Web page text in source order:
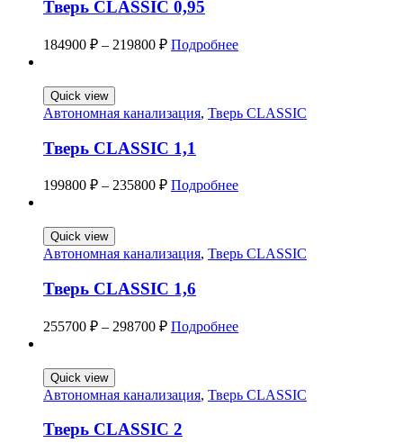
Тверь CLASSIC 0,95
184900 ₽ – 219800 ₽ Подробнее
Quick view
Автономная канализация, Тверь CLASSIC
Тверь CLASSIC 1,1
199800 ₽ – 235800 ₽ Подробнее
Quick view
Автономная канализация, Тверь CLASSIC
Тверь CLASSIC 1,6
255700 ₽ – 298700 ₽ Подробнее
Quick view
Автономная канализация, Тверь CLASSIC
Тверь CLASSIC 2